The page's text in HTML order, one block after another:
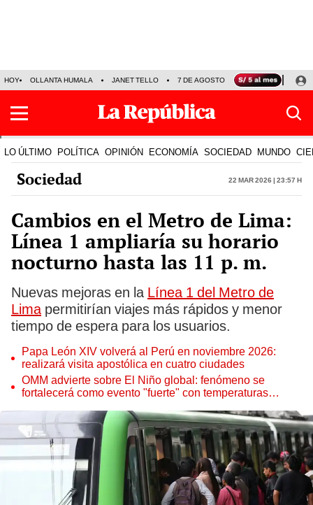
HOY OLLANTA HUMALA JANET TELLO 7 DE AGOSTO TINKA RESULTADOS
LO ÚLTIMO POLÍTICA OPINIÓN ECONOMÍA SOCIEDAD MUNDO
Sociedad 22 Mar 2026 | 23:57 h
Cambios en el Metro de Lima:
Línea 1 ampliaría su horario
nocturno hasta las 11 p. m.
Nuevas mejoras en la Línea 1 del Metro de
Limapermitirían viajes más rápidos y menor
tiempo de espera para los usuarios.
Papa León XIV volverá al Perú en noviembre 2026:
realizará visita apostólica en cuatro ciudades
OMM advierte sobre El Niño global: fenómeno se
fortalecerá como evento "fuerte" con temperaturas